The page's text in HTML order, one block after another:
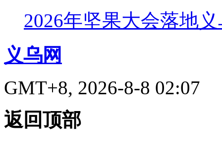
2026年坚果大会落地
义乌网
GMT+8, 2026-8-8 02:07
返回顶部